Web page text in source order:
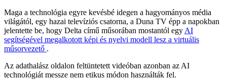
Maga a technológia egyre kevésbé idegen a hagyományos média
világától, egy hazai televíziós csatorna, a Duna TV épp a napokban
jelentette be, hogy Delta című műsorában mostantól egy AI
segítségével megalkotott képi és nyelvi modell lesz a virtuális
műsorvezető .
Az adathalász oldalon feltüntetett videóban azonban az AI
technológiát messze nem etikus módon használták fel.